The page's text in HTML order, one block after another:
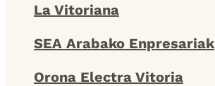
La Vitoriana
SEA Arabako Enpresariak
Orona Electra Vitoria